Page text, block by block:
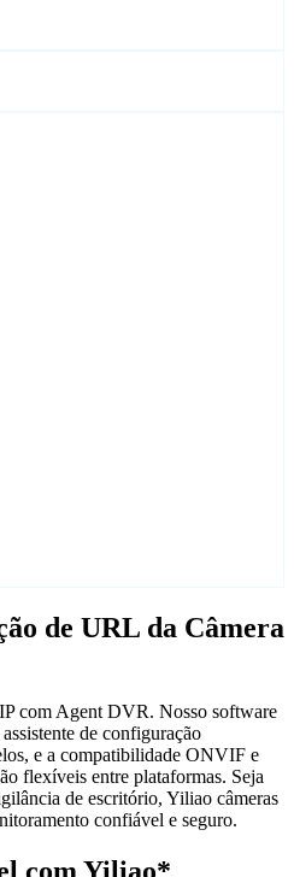
de URL da Câmera
com Agent DVR. Nosso software
de configuração
e a compatibilidade ONVIF e
flexíveis entre plataformas. Seja
de escritório, Yiliao câmeras
confiável e seguro.